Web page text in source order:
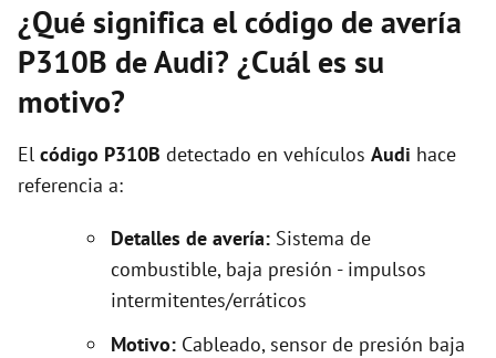
¿Qué significa el código de avería
P310B de Audi? ¿Cuál es su
motivo?
El código P310B detectado en vehículos Audi hace
referencia a:
Detalles de avería: Sistema de
combustible, baja presión - impulsos
intermitentes/erráticos
Motivo: Cableado, sensor de presión baja